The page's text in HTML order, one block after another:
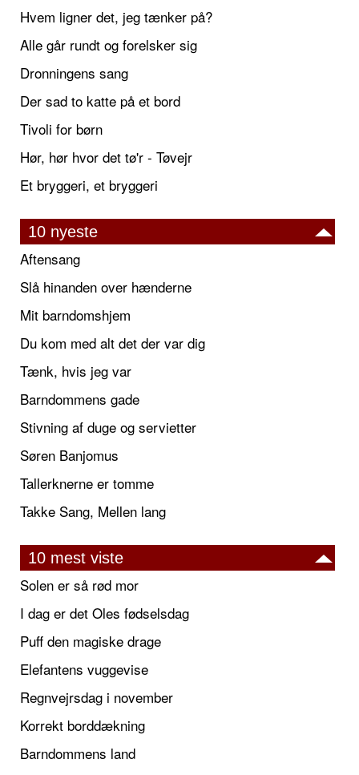
Hvem ligner det, jeg tænker på?
Alle går rundt og forelsker sig
Dronningens sang
Der sad to katte på et bord
Tivoli for børn
Hør, hør hvor det tø'r - Tøvejr
Et bryggeri, et bryggeri
10 nyeste
Aftensang
Slå hinanden over hænderne
Mit barndomshjem
Du kom med alt det der var dig
Tænk, hvis jeg var
Barndommens gade
Stivning af duge og servietter
Søren Banjomus
Tallerknerne er tomme
Takke Sang, Mellen lang
10 mest viste
Solen er så rød mor
I dag er det Oles fødselsdag
Puff den magiske drage
Elefantens vuggevise
Regnvejrsdag i november
Korrekt borddækning
Barndommens land